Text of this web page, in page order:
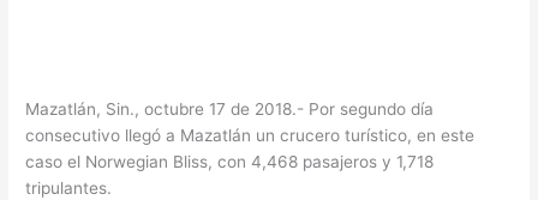
Mazatlán, Sin., octubre 17 de 2018.- Por segundo día
consecutivo llegó a Mazatlán un crucero turístico, en este
caso el Norwegian Bliss, con 4,468 pasajeros y 1,718
tripulantes.